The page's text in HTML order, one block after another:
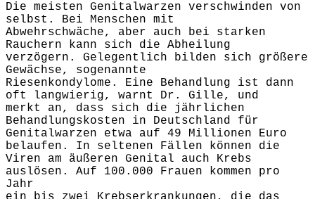
Die meisten Genitalwarzen verschwinden von
selbst. Bei Menschen mit
Abwehrschwäche, aber auch bei starken
Rauchern kann sich die Abheilung
verzögern. Gelegentlich bilden sich größere
Gewächse, sogenannte
Riesenkondylome. Eine Behandlung ist dann
oft langwierig, warnt Dr. Gille, und
merkt an, dass sich die jährlichen
Behandlungskosten in Deutschland für
Genitalwarzen etwa auf 49 Millionen Euro
belaufen. In seltenen Fällen können die
Viren am äußeren Genital auch Krebs
auslösen. Auf 100.000 Frauen kommen pro
Jahr